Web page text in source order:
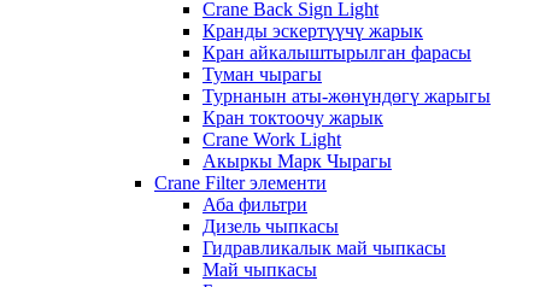
Crane Back Sign Light
Кранды эскертүүчү жарык
Кран айкалыштырылган фарасы
Туман чырагы
Турнанын аты-жөнүндөгү жарыгы
Кран токтоочу жарык
Crane Work Light
Акыркы Марк Чырагы
Crane Filter элементи
Аба фильтри
Дизель чыпкасы
Гидравликалык май чыпкасы
Май чыпкасы